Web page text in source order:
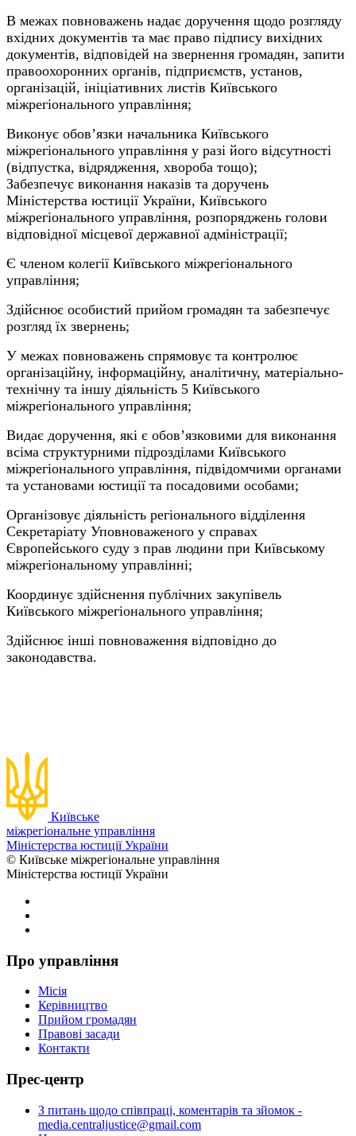
В межах повноважень надає доручення щодо розгляду
вхідних документів та має право підпису вихідних
документів, відповідей на звернення громадян, запити
правоохоронних органів, підприємств, установ,
організацій, ініціативних листів Київського
міжрегіонального управління;
Виконує обов’язки начальника Київського
міжрегіонального управління у разі його відсутності
(відпустка, відрядження, хвороба тощо);
Забезпечує виконання наказів та доручень
Міністерства юстиції України, Київського
міжрегіонального управління, розпоряджень голови
відповідної місцевої державної адміністрації;
Є членом колегії Київського міжрегіонального
управління;
Здійснює особистий прийом громадян та забезпечує
розгляд їх звернень;
У межах повноважень спрямовує та контролює
організаційну, інформаційну, аналітичну, матеріально-
технічну та іншу діяльність 5 Київського
міжрегіонального управління;
Видає доручення, які є обов’язковими для виконання
всіма структурними підрозділами Київського
міжрегіонального управління, підвідомчими органами
та установами юстиції та посадовими особами;
Організовує діяльність регіонального відділення
Секретаріату Уповноваженого у справах
Європейського суду з прав людини при Київському
міжрегіональному управлінні;
Координує здійснення публічних закупівель
Київського міжрегіонального управління;
Здійснює інші повноваження відповідно до
законодавства.
Київське
міжрегіональне управління
Міністерства юстиції України
© Київське міжрегіональне управління
Міністерства юстиції України
Про управління
Місія
Керівництво
Прийом громадян
Правові засади
Контакти
Прес-центр
З питань щодо співпраці, коментарів та зйомок -
media.centraljustice@gmail.com